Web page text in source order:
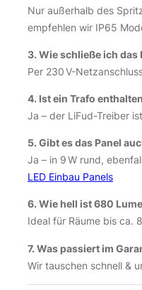
Nur außerhalb des
empfehlen wir IP65
3. Wie schließe ich das
Per 230 V-
4. Ist ein Trafo
Ja – der LiFud-Treiber
5. Gibt es das Panel
Ja – in 9 W rund,
LED Einbau Panels
6. Wie hell ist 680
Ideal für Räume bis ca.
7. Was passiert im
Wir tauschen schnell &